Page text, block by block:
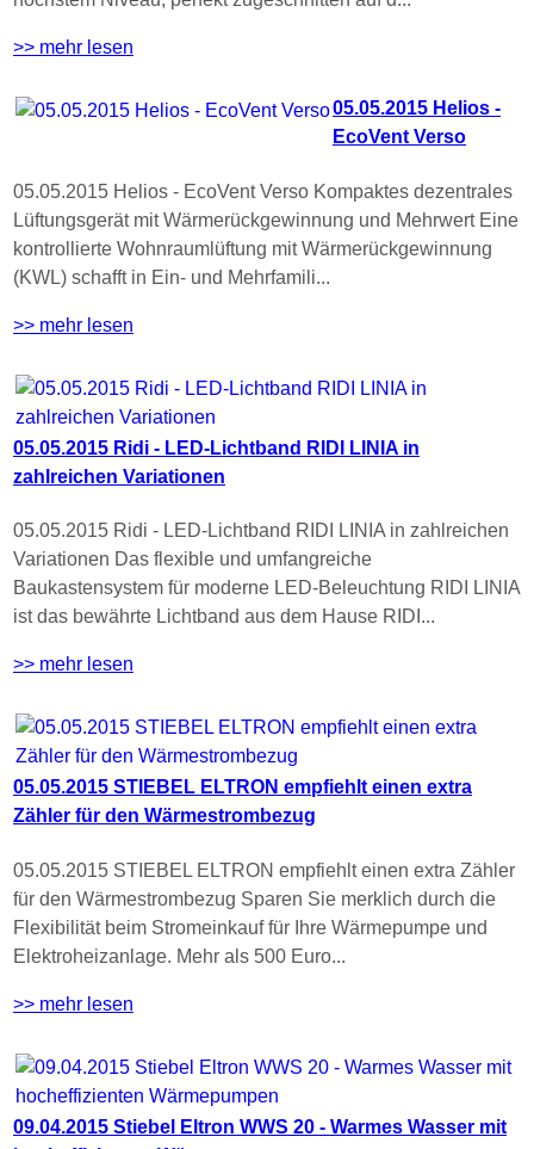
>> mehr lesen
05.05.2015 Helios -
EcoVent Verso
05.05.2015 Helios - EcoVent Verso Kompaktes dezentrales
Lüftungsgerät mit Wärmerückgewinnung und Mehrwert Eine
kontrollierte Wohnraumlüftung mit Wärmerückgewinnung
(KWL) schafft in Ein- und Mehrfamili...
>> mehr lesen
05.05.2015 Ridi - LED-Lichtband RIDI LINIA in
zahlreichen Variationen
05.05.2015 Ridi - LED-Lichtband RIDI LINIA in zahlreichen
Variationen Das flexible und umfangreiche
Baukastensystem für moderne LED-Beleuchtung RIDI LINIA
ist das bewährte Lichtband aus dem Hause RIDI...
>> mehr lesen
05.05.2015 STIEBEL ELTRON empfiehlt einen extra
Zähler für den Wärmestrombezug
05.05.2015 STIEBEL ELTRON empfiehlt einen extra Zähler
für den Wärmestrombezug Sparen Sie merklich durch die
Flexibilität beim Stromeinkauf für Ihre Wärmepumpe und
Elektroheizanlage. Mehr als 500 Euro...
>> mehr lesen
09.04.2015 Stiebel Eltron WWS 20 - Warmes Wasser mit